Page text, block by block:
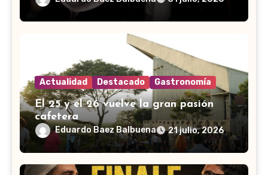
Actualidad Destacado Gastronomía
El 25 y el 26 vuelve la gran pasión
cafetera
Eduardo Baez Balbuena 21 julio, 2026